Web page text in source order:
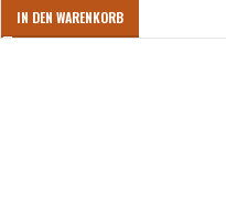
IN DEN WARENKORB